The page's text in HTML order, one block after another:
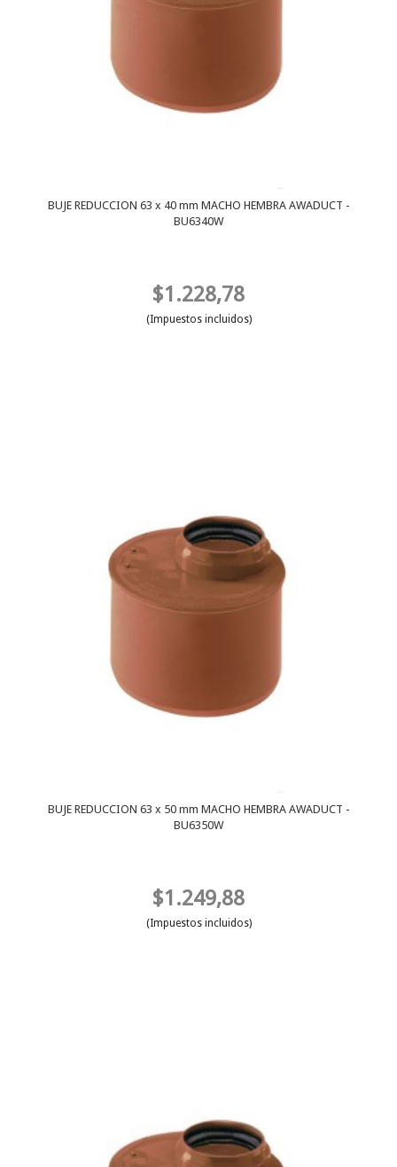
BUJE REDUCCION 63 x 40 mm MACHO HEMBRA AWADUCT -
BU6340W
$1.228,78
(Impuestos incluidos)
BUJE REDUCCION 63 x 50 mm MACHO HEMBRA AWADUCT -
BU6350W
$1.249,88
(Impuestos incluidos)